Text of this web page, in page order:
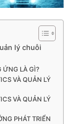
lý chuỗi
ỨNG LÀ GÌ?
VÀ QUẢN LÝ
VÀ QUẢN LÝ
PHÁT TRIỂN